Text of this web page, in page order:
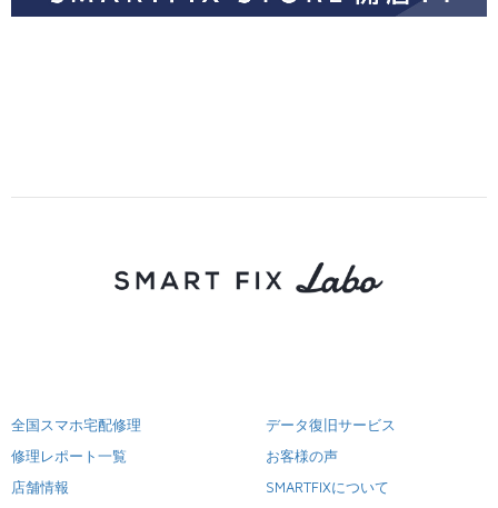
全国スマホ宅配修理
データ復旧サービス
修理レポート一覧
お客様の声
店舗情報
SMARTFIXについて